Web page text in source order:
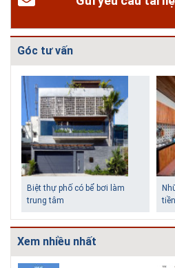
Góc tư vấn
Biệt thự phố có bể bơi làm
trung tâm
Xem nhiều nhất